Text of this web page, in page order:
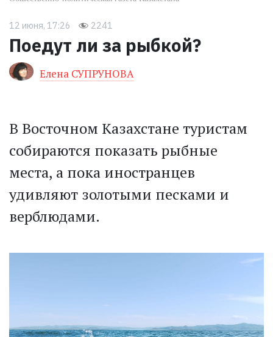
12 июня, 17:26 2241
Поедут ли за рыбкой?
Елена СУПРУНОВА
В Восточном Казахстане туристам
собираются показать рыбные
места, а пока иностранцев
удивляют золотыми песками и
верблюдами.